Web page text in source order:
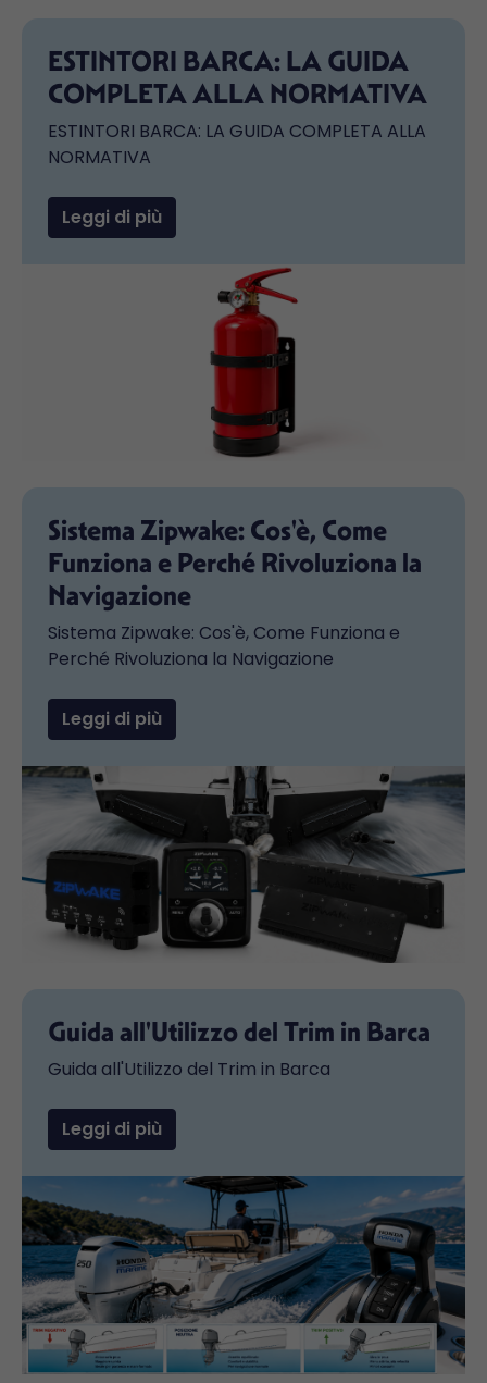
ESTINTORI BARCA: LA GUIDA
COMPLETA ALLA NORMATIVA
ESTINTORI BARCA: LA GUIDA COMPLETA ALLA
NORMATIVA
Leggi di più
Sistema Zipwake: Cos'è, Come
Funziona e Perché Rivoluziona la
Navigazione
Sistema Zipwake: Cos'è, Come Funziona e
Perché Rivoluziona la Navigazione
Leggi di più
Guida all'Utilizzo del Trim in Barca
Guida all'Utilizzo del Trim in Barca
Leggi di più